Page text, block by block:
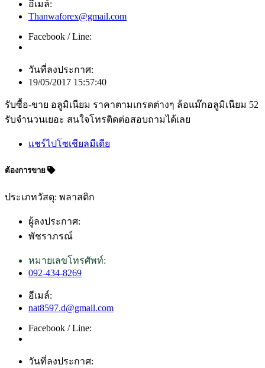
อีเมล์:
Thanwaforex@gmail.com
Facebook / Line:
วันที่ลงประกาศ:
19/05/2017 15:57:40
รับซื้อ-ขาย อลูมิเนียม ราคาตามเกรดต่างๆ ล้อแม๊กอลูมิเนียม 52
รับจำนวนเยอะ สนใจโทรติดต่อสอบถามได้เลย
แชร์ไปโซเชียลมีเดีย
ต้องการขาย
ประเภทวัสดุ: พลาสติก
ผู้ลงประกาศ:
พัชราภรณ์
หมายเลขโทรศัพท์:
092-434-8269
อีเมล์:
nat8597.d@gmail.com
Facebook / Line:
วันที่ลงประกาศ: